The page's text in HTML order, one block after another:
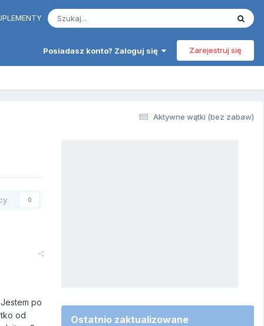
Posiadasz konto? Zaloguj się Zarejestruj się
Aktywne wątki (bez zabaw)
0
po
od
Ostatnio zaktualizowane